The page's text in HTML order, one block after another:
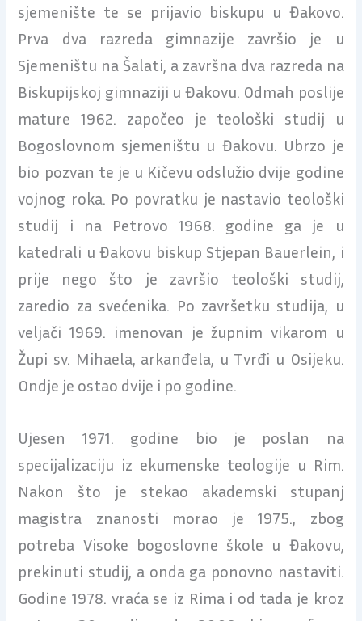
sjemenište te se prijavio biskupu u Đakovo.
Prva dva razreda gimnazije završio je u
Sjemeništu na Šalati, a završna dva razreda na
Biskupijskoj gimnaziji u Đakovu. Odmah poslije
mature 1962. započeo je teološki studij u
Bogoslovnom sjemeništu u Đakovu. Ubrzo je
bio pozvan te je u Kičevu odslužio dvije godine
vojnog roka. Po povratku je nastavio teološki
studij i na Petrovo 1968. godine ga je u
katedrali u Đakovu biskup Stjepan Bauerlein, i
prije nego što je završio teološki studij,
zaredio za svećenika. Po završetku studija, u
veljači 1969. imenovan je župnim vikarom u
Župi sv. Mihaela, arkanđela, u Tvrđi u Osijeku.
Ondje je ostao dvije i po godine.
Ujesen 1971. godine bio je poslan na
specijalizaciju iz ekumenske teologije u Rim.
Nakon što je stekao akademski stupanj
magistra znanosti morao je 1975., zbog
potreba Visoke bogoslovne škole u Đakovu,
prekinuti studij, a onda ga ponovno nastaviti.
Godine 1978. vraća se iz Rima i od tada je kroz